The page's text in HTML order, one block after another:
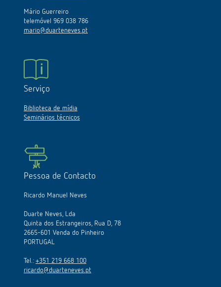
Mário Guerreiro
telemóvel 969 038 786
mario@duarteneves.pt
Serviço
Biblioteca de mídia
Seminários técnicos
Pessoa de Contacto
Ricardo Manuel Neves
Duarte Neves, Lda
Quinta dos Estrangeiros, Rua D, 78
2665-601 Venda do Pinheiro
PORTUGAL
Tel.: +351 219 668 100
ricardo@duarteneves.pt